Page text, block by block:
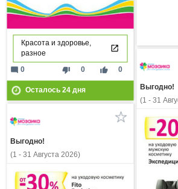
Красота и здоровье,
разное
thumb_down 0 thumb_up 0
mode_comment 0
Осталось 24дня
Выгодно!
(1 - 31
Выгодно!
(1 - 31 Августа 2026)